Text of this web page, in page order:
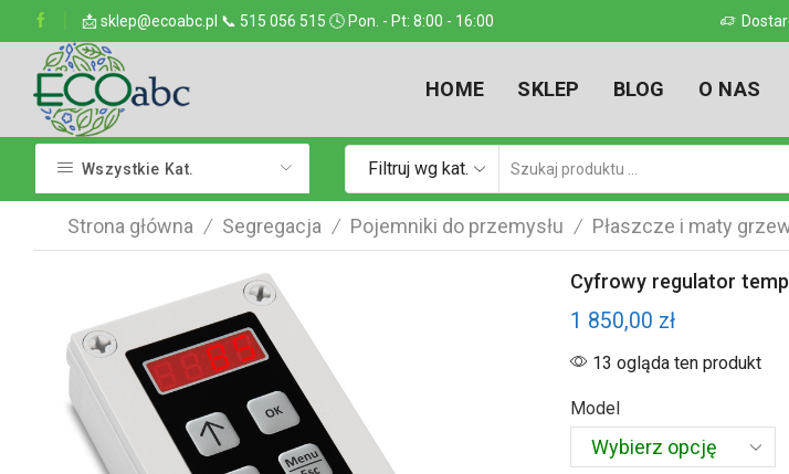
📩 sklep@ecoabc.pl 📞 515 056 515 🕓 Pon. - Pt: 8:00 - 16:00
w kraju Dostarczamy w każde miejsce w kraju
HOME SKLEP BLOG O NAS
Wszystkie Kat. Filtruj wg kat.
wyszukiwania
Strona główna / Segregacja / Pojemniki do przemysłu / Płaszcze i maty
Cyfrowy regulator
1 850,00 zł
13 ogląda ten produkt
Model